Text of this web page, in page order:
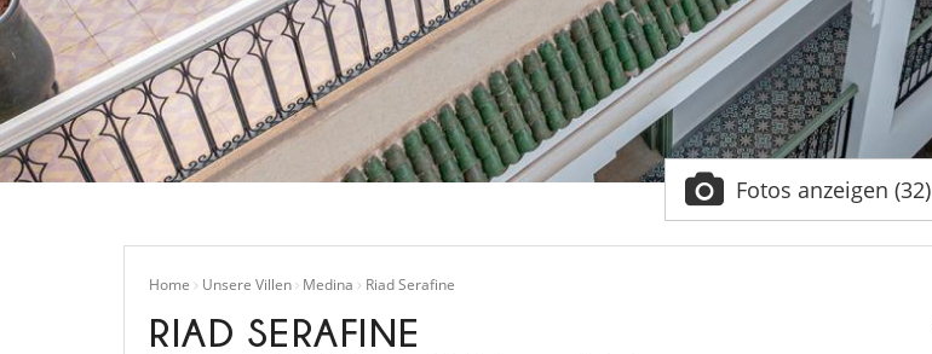
Fotos anzeigen (32)
Home Unsere Villen Medina Riad Serafine
RIAD SERAFINE